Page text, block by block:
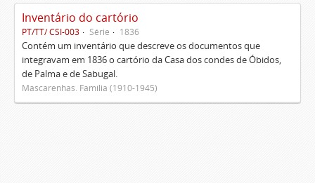
Inventário do cartório
PT/TT/ CSI-003 Série 1836
Contém um inventário que descreve os documentos que
integravam em 1836 o cartório da Casa dos condes de Óbidos,
de Palma e de Sabugal.
Mascarenhas. Família (1910-1945)